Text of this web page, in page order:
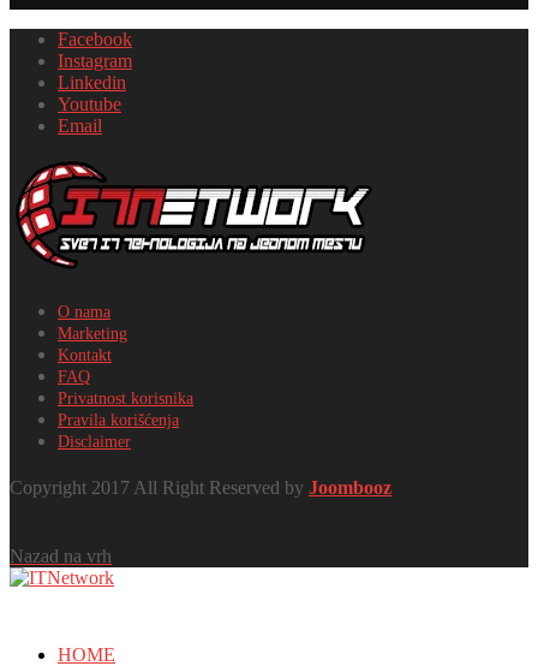
Facebook
Instagram
Linkedin
Youtube
Email
O nama
Marketing
Kontakt
FAQ
Privatnost korisnika
Pravila korišćenja
Disclaimer
Copyright 2017 All Right Reserved by Joombooz
Nazad na vrh
HOME